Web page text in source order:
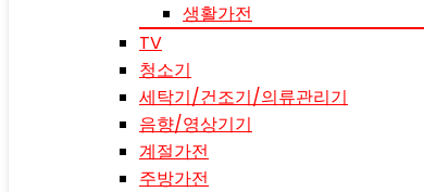
생활가전
TV
청소기
세탁기/건조기/의류관리기
음향/영상기기
계절가전
주방가전